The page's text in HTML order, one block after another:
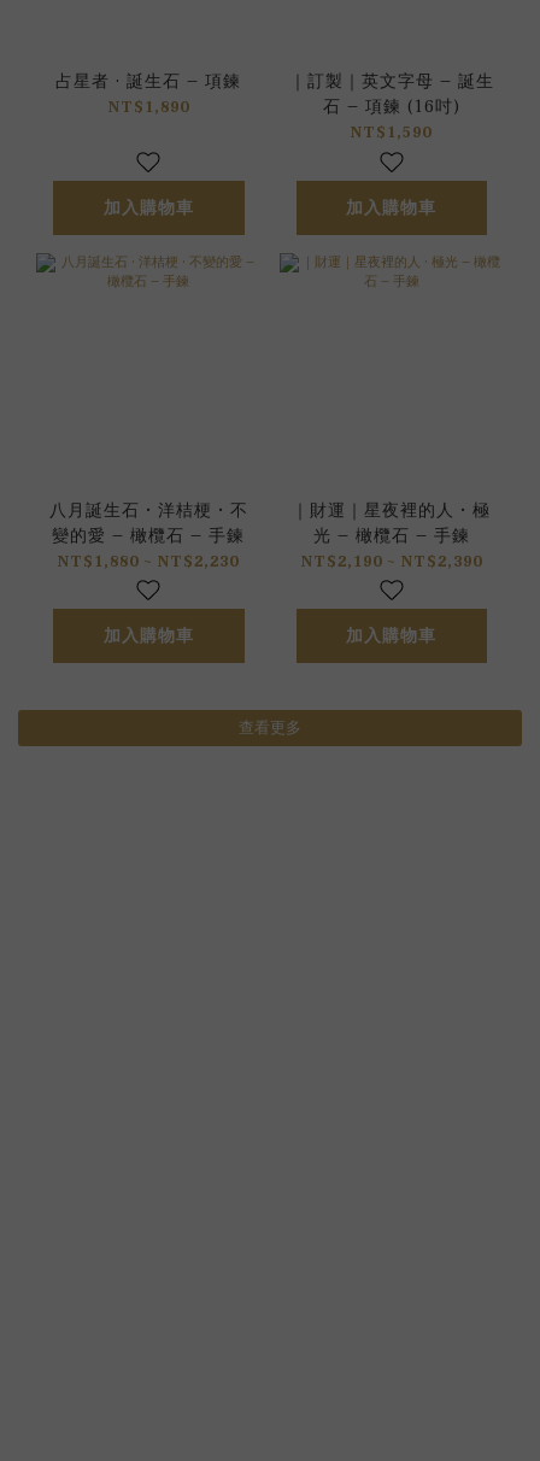
占星者 · 誕生石 – 項鍊
NT$1,890
加入購物車
｜訂製｜英文字母 – 誕生
石 – 項鍊 (16吋)
NT$1,590
加入購物車
八月誕生石 • 洋桔梗 • 不
變的愛 – 橄欖石 – 手鍊
NT$1,880 ~ NT$2,230
加入購物車
｜財運｜星夜裡的人 • 極
光 – 橄欖石 – 手鍊
NT$2,190 ~ NT$2,390
加入購物車
查看更多